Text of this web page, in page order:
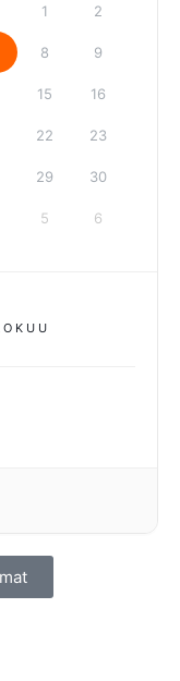
1 2
8 9
15 16
22 23
29 30
5 6